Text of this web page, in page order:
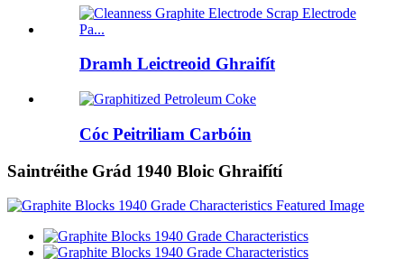
Dramh Leictreoid Ghraifít
Cóc Peitriliam Carbóin
Saintréithe Grád 1940 Bloic Ghraifítí